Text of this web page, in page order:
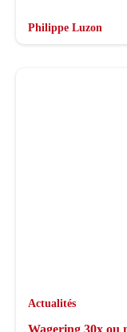
Philippe Luzon
Actualités
Wagering 30x ou